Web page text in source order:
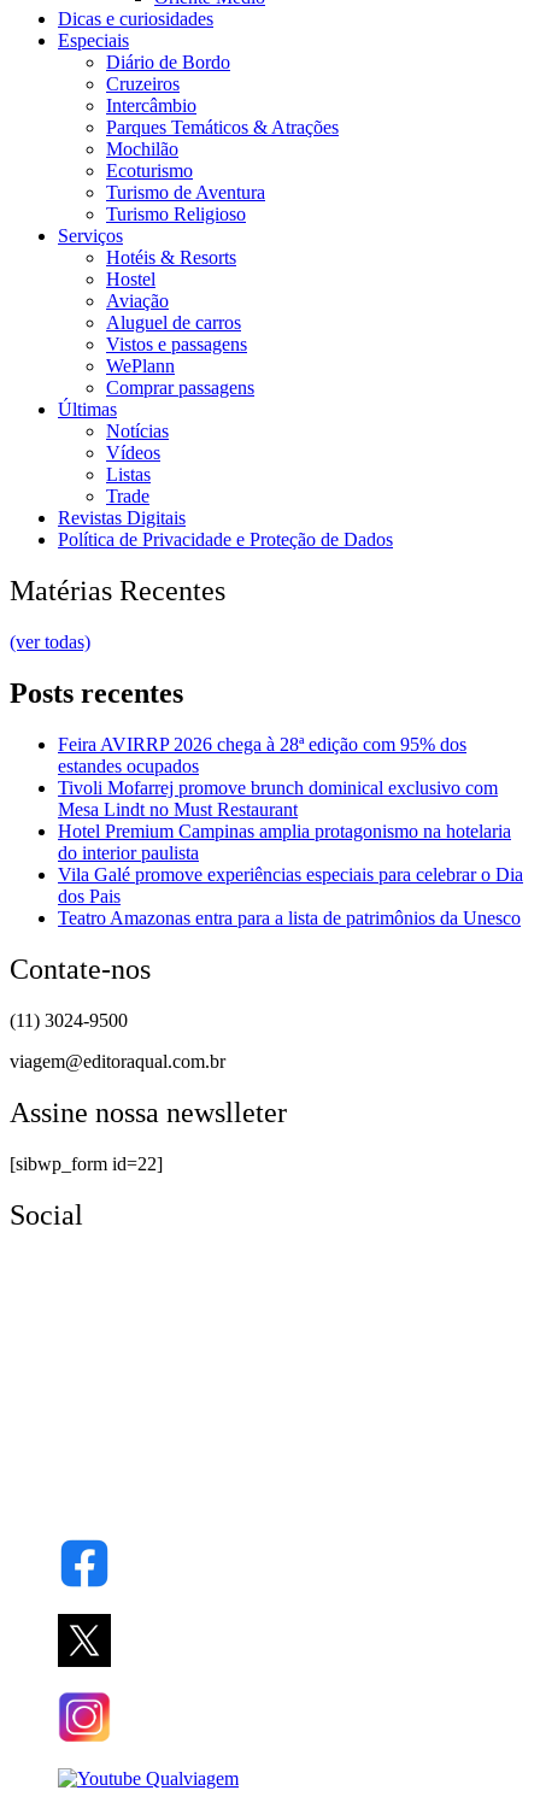
Dicas e curiosidades
Especiais
Diário de Bordo
Cruzeiros
Intercâmbio
Parques Temáticos & Atrações
Mochilão
Ecoturismo
Turismo de Aventura
Turismo Religioso
Serviços
Hotéis & Resorts
Hostel
Aviação
Aluguel de carros
Vistos e passagens
WePlann
Comprar passagens
Últimas
Notícias
Vídeos
Listas
Trade
Revistas Digitais
Política de Privacidade e Proteção de Dados
Matérias Recentes
(ver todas)
Posts recentes
Feira AVIRRP 2026 chega à 28ª edição com 95% dos
estandes ocupados
Tivoli Mofarrej promove brunch dominical exclusivo com
Mesa Lindt no Must Restaurant
Hotel Premium Campinas amplia protagonismo na hotelaria
do interior paulista
Vila Galé promove experiências especiais para celebrar o Dia
dos Pais
Teatro Amazonas entra para a lista de patrimônios da Unesco
Contate-nos
(11) 3024-9500
viagem@editoraqual.com.br
Assine nossa newslleter
[sibwp_form id=22]
Social